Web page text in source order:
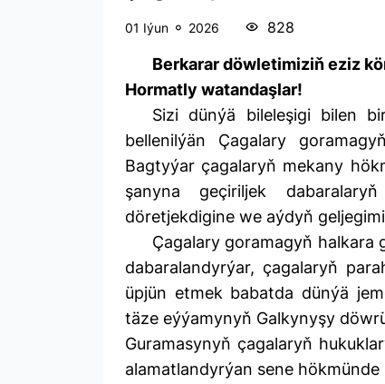
01 Iýun 2026 828
Berkarar döwletimiziň eziz
Hormatly watandaşlar!
Sizi dünýä bileleşigi bilen
bellenilýän Çagalary
Bagtyýar çagalaryň mekany
şanyna geçiriljek
döretjekdigine we aýdyň
Çagalary goramagyň
dabaralandyrýar, çagalaryň
üpjün etmek babatda dünýä
täze eýýamynyň Galkynyşy
Guramasynyň çagalaryň
alamatlandyrýan sene